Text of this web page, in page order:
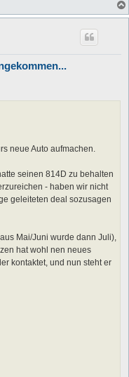
neue Auto aufmachen.
seinen 814D zu behalten
- haben wir nicht
geleiteten deal sozusagen
Mai/Juni wurde dann Juli),
hat wohl nen neues
kontaktet, und nun steht er